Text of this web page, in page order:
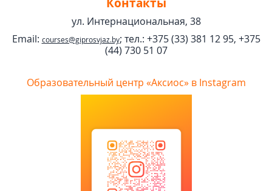
ул. Интернациональная, 38
Email: courses@giprosvjaz.by; тел.: +375 (33) 381 12 95, +375
(44) 730 51 07
Образовательный центр «Аксиос» в Instagram